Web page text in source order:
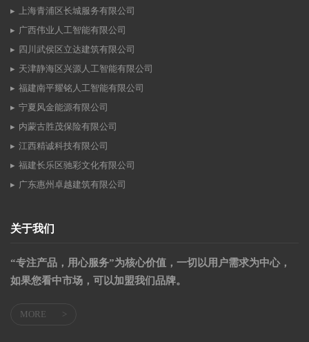
上海青浦区长城服务有限公司
广西伟业人工智能有限公司
四川武侯区立达建筑有限公司
天津静海区兴源人工智能有限公司
福建南平耀铭人工智能有限公司
宁夏风金能源有限公司
内蒙古胜茂保险有限公司
江西精诚科技有限公司
福建长乐区驰彩文化有限公司
广东惠州卓越建筑有限公司
关于我们
“专注产品，用心服务”为核心价值，一切以用户需求为中心，
如果您看中市场，可以加盟我们品牌。
MORE >